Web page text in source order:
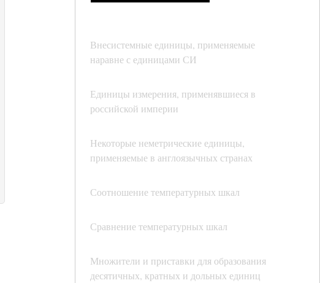
Внесистемные единицы, применяемые
наравне с единицами СИ
Единицы измерения, применявшиеся в
российской империи
Некоторые неметрические единицы,
применяемые в англоязычных странах
Соотношение температурных шкал
Сравнение температурных шкал
Множители и приставки для образования
десятичных, кратных и дольных единиц